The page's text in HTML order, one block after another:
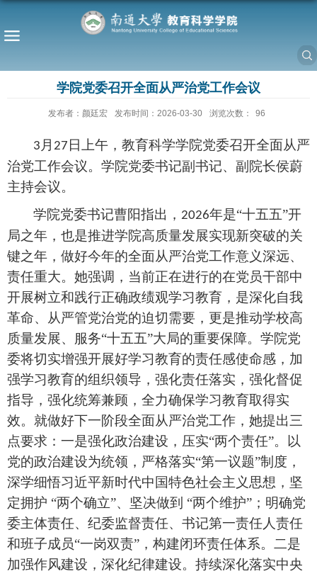
学院党委召开全面从严治党工作会议
发布者：颜廷宏 发布时间：2026-03-30 浏览次数： 96
3 月 27 日上午， 教育科学学院党委召开全面从严
治党工作会议。 学院党委书记副书记、副院长侯蔚
主持会议。
学院党委书记曹阳指出， 2026年是“十五五”开
局之年，也是推进学院高质量发展实现新突破的关
键之年，做好今年的全面从严治党工作意义深远、
责任重大。她强调，当前正在进行的在党员干部中
开展树立和践行正确政绩观学习教育，是深化自我
革命、从严管党治党的迫切需要，更是推动学校高
质量发展、服务“十五五”大局的重要保障。 学院党
委将切实增强开展好学习教育的责任感使命感，加
强学习教育的组织领导，强化责任落实，强化督促
指导，强化统筹兼顾，全力确保学习教育取得实
效。就做好下一阶段全面从严治党工作， 她提出三
点要求：一是强化政治建设 ， 压实“两个责任”。 以
党的政治建设为统领，严格落实“第一议题”制度，
深学细悟习近平新时代中国特色社会主义思想，坚
定拥护 “两个确立”、坚决做到 “两个维护” ； 明确党
委主体责任、纪委监督责任、书记第一责任人责任
和班子成员“一岗双责”，构建闭环责任体系。 二是
加强作风建设 ， 深化纪律建设。 持续深化落实中央